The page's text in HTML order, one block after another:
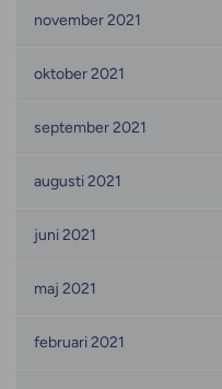
november 2021
oktober 2021
september 2021
augusti 2021
juni 2021
maj 2021
februari 2021